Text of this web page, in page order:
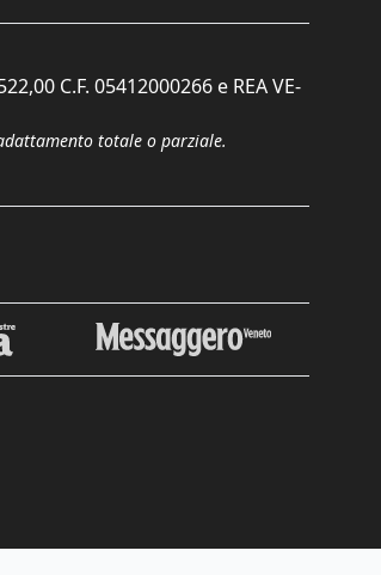
C.F. 05412000266 e REA VE-
totale o parziale.